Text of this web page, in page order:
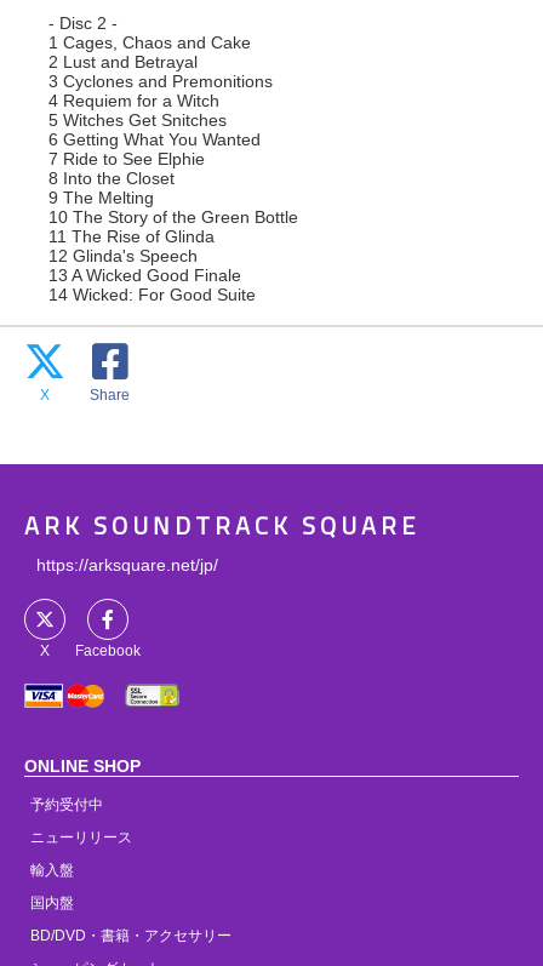
- Disc 2 -
1 Cages, Chaos and Cake
2 Lust and Betrayal
3 Cyclones and Premonitions
4 Requiem for a Witch
5 Witches Get Snitches
6 Getting What You Wanted
7 Ride to See Elphie
8 Into the Closet
9 The Melting
10 The Story of the Green Bottle
11 The Rise of Glinda
12 Glinda's Speech
13 A Wicked Good Finale
14 Wicked: For Good Suite
X Share
ARK SOUNDTRACK SQUARE
https://arksquare.net/jp/
X Facebook
ONLINE SHOP
予約受付中
ニューリリース
輸入盤
国内盤
BD/DVD・書籍・アクセサリー